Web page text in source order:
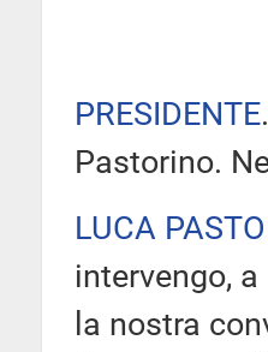
PRESIDENTE
Pastorino.
LUCA
intervengo,
la nostra